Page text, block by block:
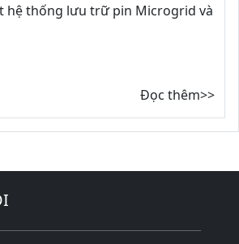
hệ thống lưu trữ pin Microgrid và
Đọc thêm>>